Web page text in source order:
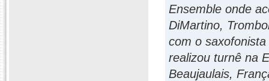
Ensemble onde
DiMartino,
com o
realizou turnê na
Beaujaulais,